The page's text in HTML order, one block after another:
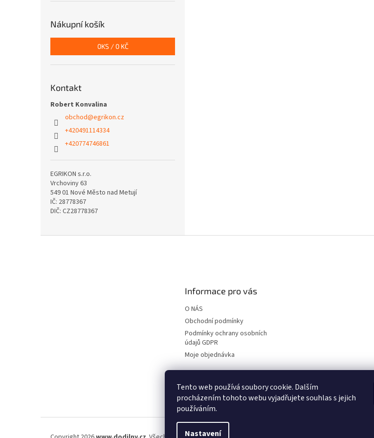
Tento web používá soubory cookie. Dalším
procházením tohoto webu vyjadřujete souhlas s jejich
používáním.
Nastavení
Nákupní košík
0KS / 0 KČ
Kontakt
Robert Konvalina
obchod@egrikon.cz
+420491114334
+420774746861
EGRIKON s.r.o.
Vrchoviny 63
549 01 Nové Město nad Metují
IČ: 28778367
DIČ: CZ28778367
Informace pro vás
O NÁS
Obchodní podmínky
Podmínky ochrany osobních
údajů GDPR
Moje objednávka
nahradni-uhliky.cz